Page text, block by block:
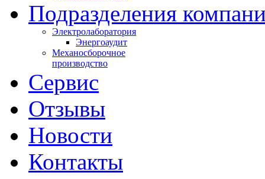
Подразделения
Электролаборатория
Энергоаудит
Механосборочное
производство
Сервис
Отзывы
Новости
Контакты